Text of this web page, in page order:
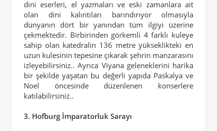
dini eserleri, el yazmaları ve eski zamanlara ait
olan dini kalıntıları barındırıyor olmasıyla
dünyanın dört bir yanından tüm ilgiyi üzerine
çekmektedir. Birbirinden görkemli 4 farklı kuleye
sahip olan katedralin 136 metre yükseklikteki en
uzun kulesinin tepesine çıkarak şehrin manzarasını
izleyebilirsiniz.. Ayrıca Viyana geleneklerini harika
bir şekilde yaşatan bu değerli yapıda Paskalya ve
Noel öncesinde düzenlenen konserlere
katılabilirsiniz..
3. Hofburg İmparatorluk Sarayı